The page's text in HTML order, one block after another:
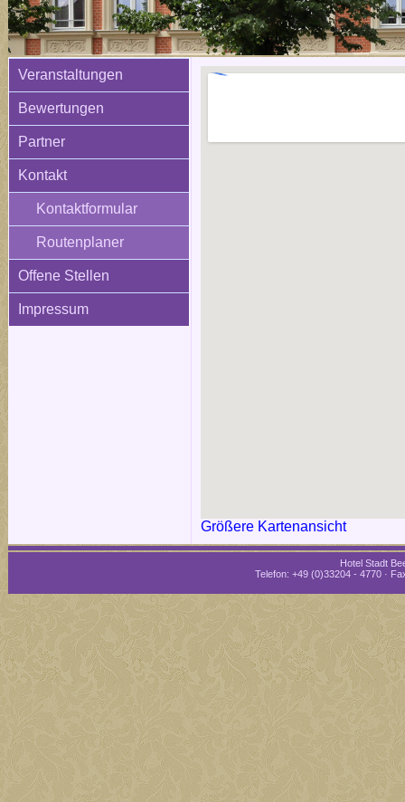
Veranstaltungen
Bewertungen
Partner
Kontakt
Kontaktformular
Routenplaner
Offene Stellen
Impressum
Größere Kartenansicht
Hotel Stadt
Telefon: +49 (0)33204 - 4770 ·